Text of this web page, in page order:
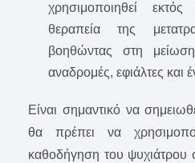
χρησιμοποιηθεί
θεραπεία της
βοηθώντας στη
αναδρομές, εφιάλτες και
Είναι σημαντικό να
θα πρέπει να
καθοδήγηση του ψυχιάτρου